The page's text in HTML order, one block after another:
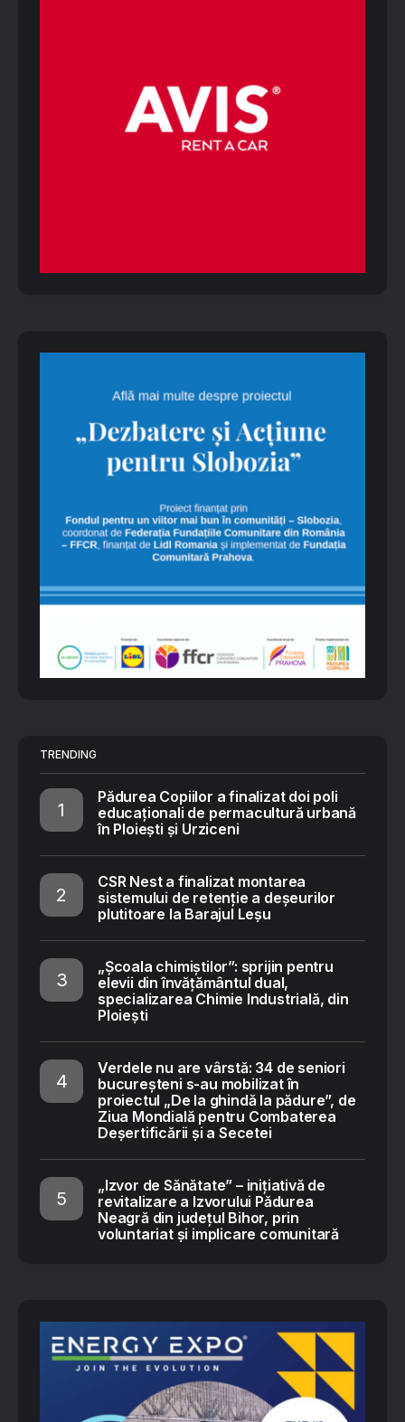
TRENDING
Pădurea Copiilor a finalizat doi poli
educaționali de permacultură urbană
în Ploiești și Urziceni
CSR Nest a finalizat montarea
sistemului de retenție a deșeurilor
plutitoare la Barajul Leșu
„Școala chimiștilor”: sprijin pentru
elevii din învățământul dual,
specializarea Chimie Industrială, din
Ploiești
Verdele nu are vârstă: 34 de seniori
bucureșteni s-au mobilizat în
proiectul „De la ghindă la pădure”, de
Ziua Mondială pentru Combaterea
Deșertificării și a Secetei
„Izvor de Sănătate” – inițiativă de
revitalizare a Izvorului Pădurea
Neagră din județul Bihor, prin
voluntariat și implicare comunitară